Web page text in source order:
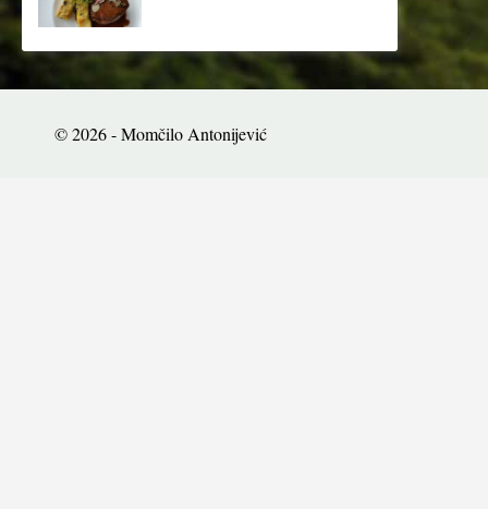
© 2026 - Momčilo Antonijević